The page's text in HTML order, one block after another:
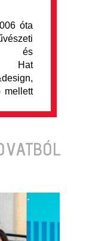
óta
és
Hat
mellett